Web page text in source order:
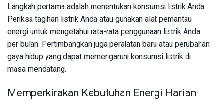
Langkah pertama adalah menentukan konsumsi listrik Anda.
Periksa tagihan listrik Anda atau gunakan alat pemantau
energi untuk mengetahui rata-rata penggunaan listrik Anda
per bulan. Pertimbangkan juga peralatan baru atau perubahan
gaya hidup yang dapat memengaruhi konsumsi listrik di
masa mendatang.
Memperkirakan Kebutuhan Energi Harian